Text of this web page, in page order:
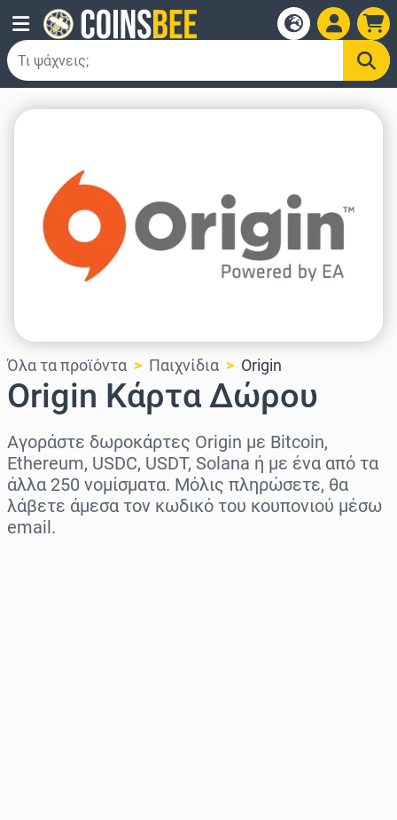
Όλα τα προϊόντα Παιχνίδια Origin
Origin Κάρτα Δώρου
Αγοράστε δωροκάρτες Origin με Bitcoin,
Ethereum, USDC, USDT, Solana ή με ένα από τα
άλλα 250 νομίσματα. Μόλις πληρώσετε, θα
λάβετε άμεσα τον κωδικό του κουπονιού μέσω
email.